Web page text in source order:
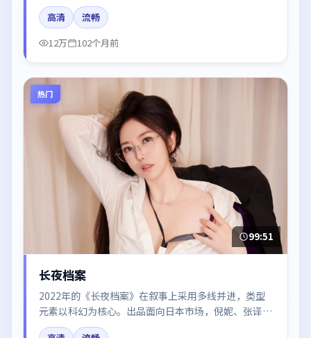
烊千玺的台词节奏值得关注；整体气质偏法国都市与冷
色调摄影。
高清
流畅
12万
102个月前
热门
99:51
长夜档案
2022年的《长夜档案》在叙事上采用多线并进，类型
元素以科幻为核心。出品面向日本市场，倪妮、张译、
周迅、肖战所饰角色推动关键反转，结尾留白引发讨